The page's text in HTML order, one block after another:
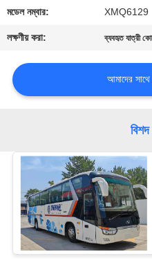
উদ্ধৃতির
জন্য
আবেদন
সাইট
গোপনীয়তা
নীতি
মডেল নম্বার: XMQ6129
লক্ষণীয় করা: ব্যবহৃত যাত্রী
আমাদের